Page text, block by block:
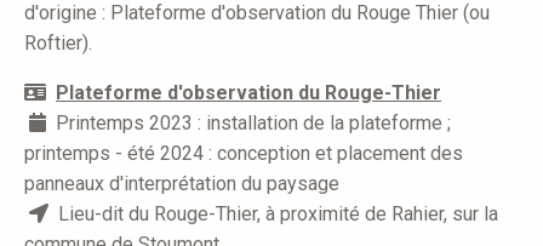
d'origine : Plateforme d'observation du Rouge Thier (ou
Roftier).
Plateforme d'observation du Rouge-Thier
Printemps 2023 : installation de la plateforme ;
printemps - été 2024 : conception et placement des
panneaux d'interprétation du paysage
Lieu-dit du Rouge-Thier, à proximité de Rahier, sur la